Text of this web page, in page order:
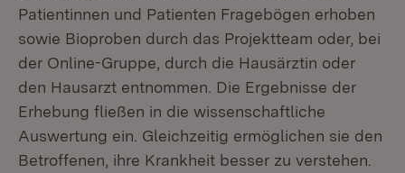
Patientinnen und Patienten Fragebögen erhoben
sowie Bioproben durch das Projektteam oder, bei
der Online-Gruppe, durch die Hausärztin oder
den Hausarzt entnommen. Die Ergebnisse der
Erhebung fließen in die wissenschaftliche
Auswertung ein. Gleichzeitig ermöglichen sie den
Betroffenen, ihre Krankheit besser zu verstehen.